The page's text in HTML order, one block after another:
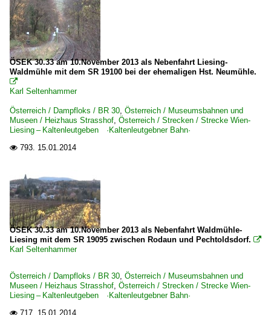
ÖSEK 30.33 am 10.November 2013 als Nebenfahrt Liesing-
Waldmühle mit dem SR 19100 bei der ehemaligen Hst. Neumühle.

Karl Seltenhammer
Österreich / Dampfloks / BR 30, Österreich / Museumsbahnen und
Museen / Heizhaus Strasshof, Österreich / Strecken / Strecke Wien-
Liesing – Kaltenleutgeben ·Kaltenleutgebner Bahn·
 793. 15.01.2014
ÖSEK 30.33 am 10.November 2013 als Nebenfahrt Waldmühle-
Liesing mit dem SR 19095 zwischen Rodaun und Pechtoldsdorf. 
Karl Seltenhammer
Österreich / Dampfloks / BR 30, Österreich / Museumsbahnen und
Museen / Heizhaus Strasshof, Österreich / Strecken / Strecke Wien-
Liesing – Kaltenleutgeben ·Kaltenleutgebner Bahn·
 717. 15.01.2014